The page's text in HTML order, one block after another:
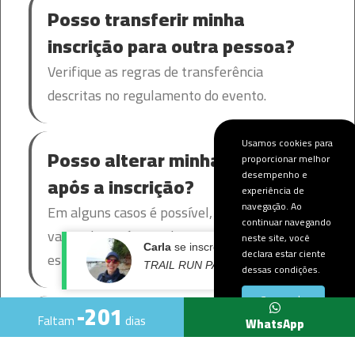
Posso transferir minha
inscrição para outra pessoa?
Verifique as regras de transferência
descritas no regulamento do evento.
Posso alterar minha categoria
após a inscrição?
Em alguns casos é possível, desde que haja
vagas disponíveis e dentro do prazo
estabelecido pela organização.
Quais formas de pagamento
Faltam-201 dias WhatsApp
Carlase inscreveu no:
TRAIL RUN PARADISE 2026 - ETAPA 1
Usamos cookies para
proporcionar melhor
desempenho e
experiência de
navegação. Ao
continuar navegando
neste site, você
declara estar ciente
dessas condições.
Concordo